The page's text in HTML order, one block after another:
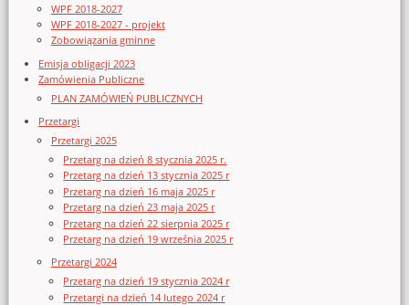
WPF 2018-2027
WPF 2018-2027 - projekt
Zobowiązania gminne
Emisja obligacji 2023
Zamówienia Publiczne
PLAN ZAMÓWIEŃ PUBLICZNYCH
Przetargi
Przetargi 2025
Przetarg na dzień 8 stycznia 2025 r.
Przetarg na dzień 13 stycznia 2025 r
Przetarg na dzień 16 maja 2025 r
Przetarg na dzień 23 maja 2025 r
Przetarg na dzień 22 sierpnia 2025 r
Przetarg na dzień 19 września 2025 r
Przetargi 2024
Przetarg na dzień 19 stycznia 2024 r
Przetargi na dzień 14 lutego 2024 r